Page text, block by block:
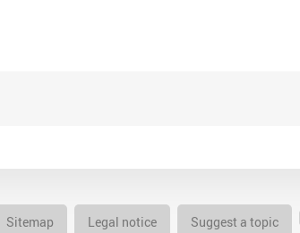
Sitemap Legal notice Suggest a topic